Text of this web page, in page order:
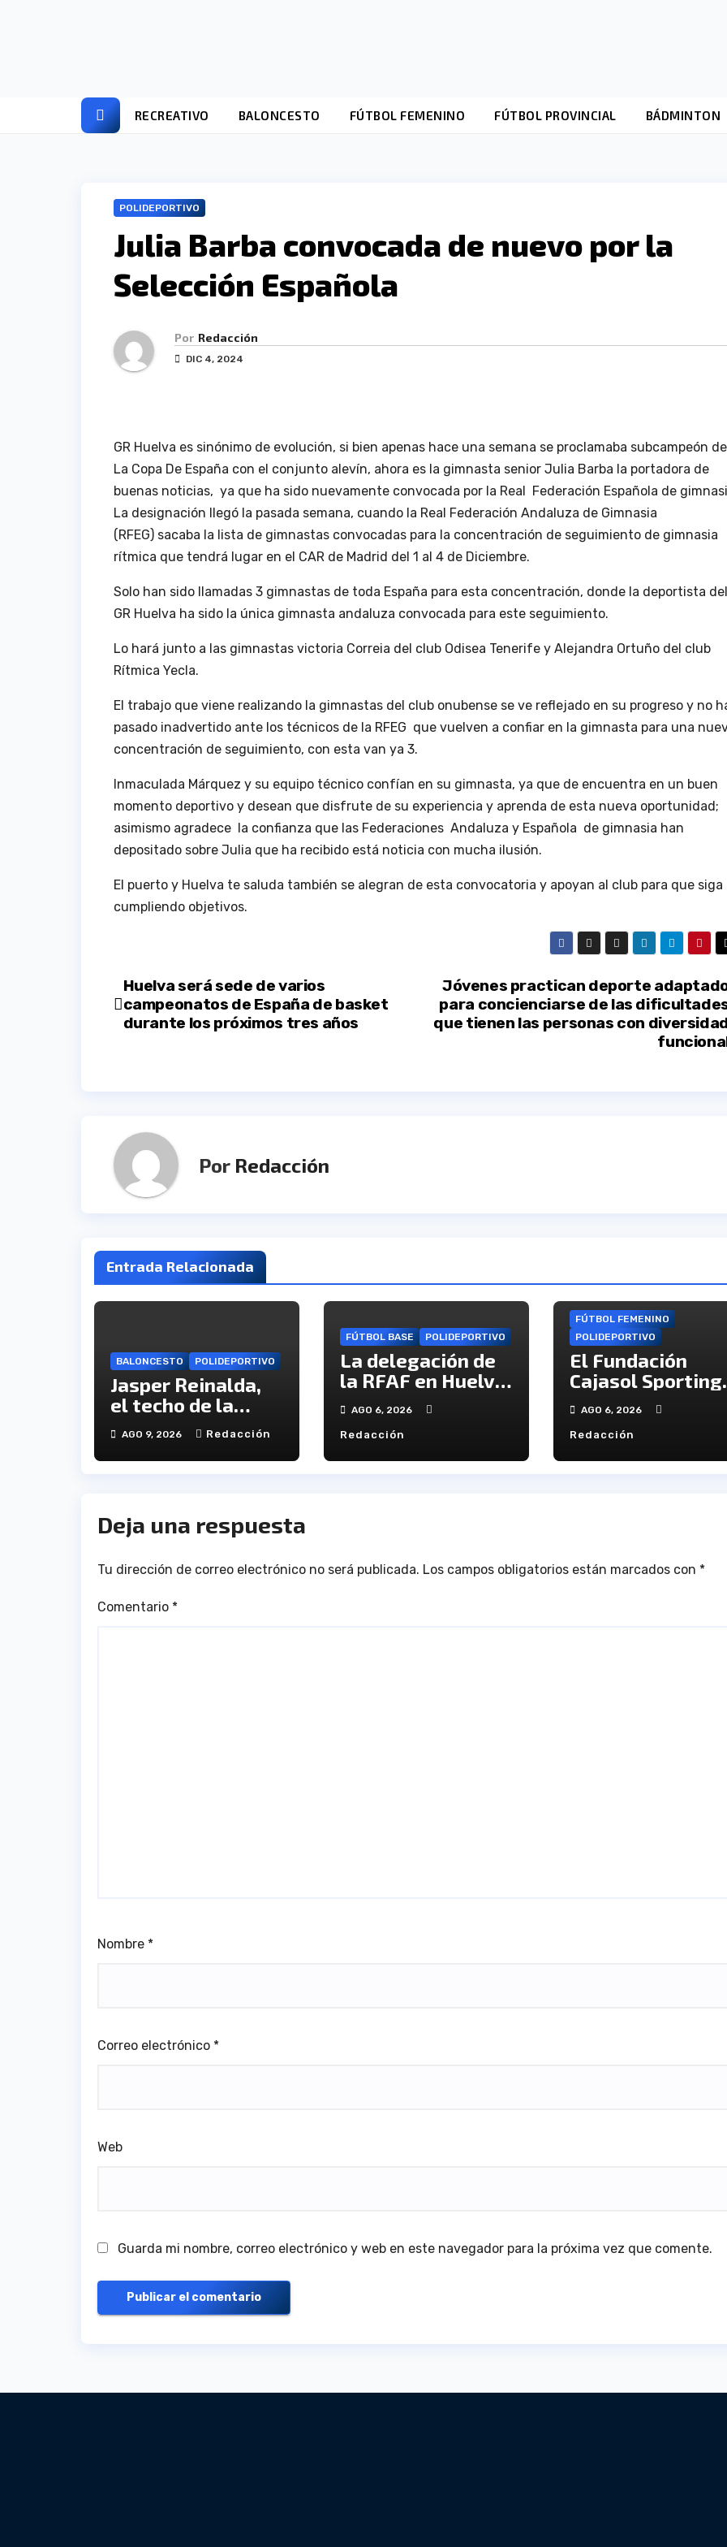
RECREATIVO BALONCESTO FÚTBOL FEMENINO FÚTBOL PROVINCIAL BÁDMINTON
POLIDEPORTIVO
Julia Barba convocada de nuevo por la
Selección Española
Por Redacción
DIC 4, 2024
GR Huelva es sinónimo de evolución, si bien apenas hace una semana se proclamaba subcampeón de
La Copa De España con el conjunto alevín, ahora es la gimnasta senior Julia Barba la portadora de
buenas noticias, ya que ha sido nuevamente convocada por la Real Federación Española de
La designación llegó la pasada semana, cuando la Real Federación Andaluza de Gimnasia
(RFEG) sacaba la lista de gimnastas convocadas para la concentración de seguimiento de gimnasia
rítmica que tendrá lugar en el CAR de Madrid del 1 al 4 de Diciembre.
Solo han sido llamadas 3 gimnastas de toda España para esta concentración, donde la deportista del
GR Huelva ha sido la única gimnasta andaluza convocada para este seguimiento.
Lo hará junto a las gimnastas victoria Correia del club Odisea Tenerife y Alejandra Ortuño del club
Rítmica Yecla.
El trabajo que viene realizando la gimnastas del club onubense se ve reflejado en su progreso y no
pasado inadvertido ante los técnicos de la RFEG que vuelven a confiar en la gimnasta para una
concentración de seguimiento, con esta van ya 3.
Inmaculada Márquez y su equipo técnico confían en su gimnasta, ya que de encuentra en un buen
momento deportivo y desean que disfrute de su experiencia y aprenda de esta nueva oportunidad;
asimismo agradece la confianza que las Federaciones Andaluza y Española de gimnasia han
depositado sobre Julia que ha recibido está noticia con mucha ilusión.
El puerto y Huelva te saluda también se alegran de esta convocatoria y apoyan al club para que siga
cumpliendo objetivos.
Navegación
de
Jóvenes practican deporte
para concienciarse de las
que tienen las personas con
Huelva será sede de varios
campeonatos de España de basket
durante los próximos tres años
Por Redacción
Entrada Relacionada
BALONCESTO POLIDEPORTIVO
Jasper Reinalda,
el techo de la
categoría que
refuerza el juego
interior del CB.
AGO 9, 2026 Redacción
FÚTBOL BASE POLIDEPORTIVO
La delegación de
la RFAF en Huelva
hace público los
calendarios de la
categoría juvenil
AGO 6, 2026
Redacción
FÚTBOL FEMENINO
POLIDEPORTIVO
El Fundación
Cajasol Sporting
iniciará la Liga
recibiendo al
Cacereño
AGO 6, 2026
Redacción
Deja una respuesta
Tu dirección de correo electrónico no será publicada. Los campos obligatorios están marcados con *
Comentario *
Nombre *
Correo electrónico *
Web
Guarda mi nombre, correo electrónico y web en este navegador para la próxima vez que comente.